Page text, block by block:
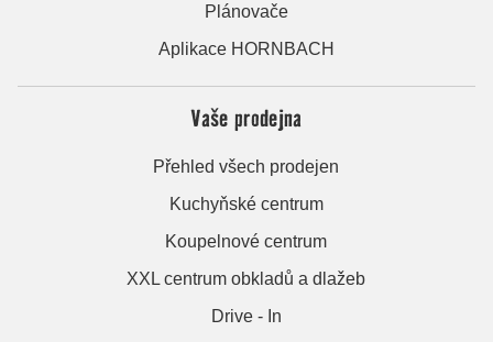
Plánovače
Aplikace HORNBACH
Vaše prodejna
Přehled všech prodejen
Kuchyňské centrum
Koupelnové centrum
XXL centrum obkladů a dlažeb
Drive - In